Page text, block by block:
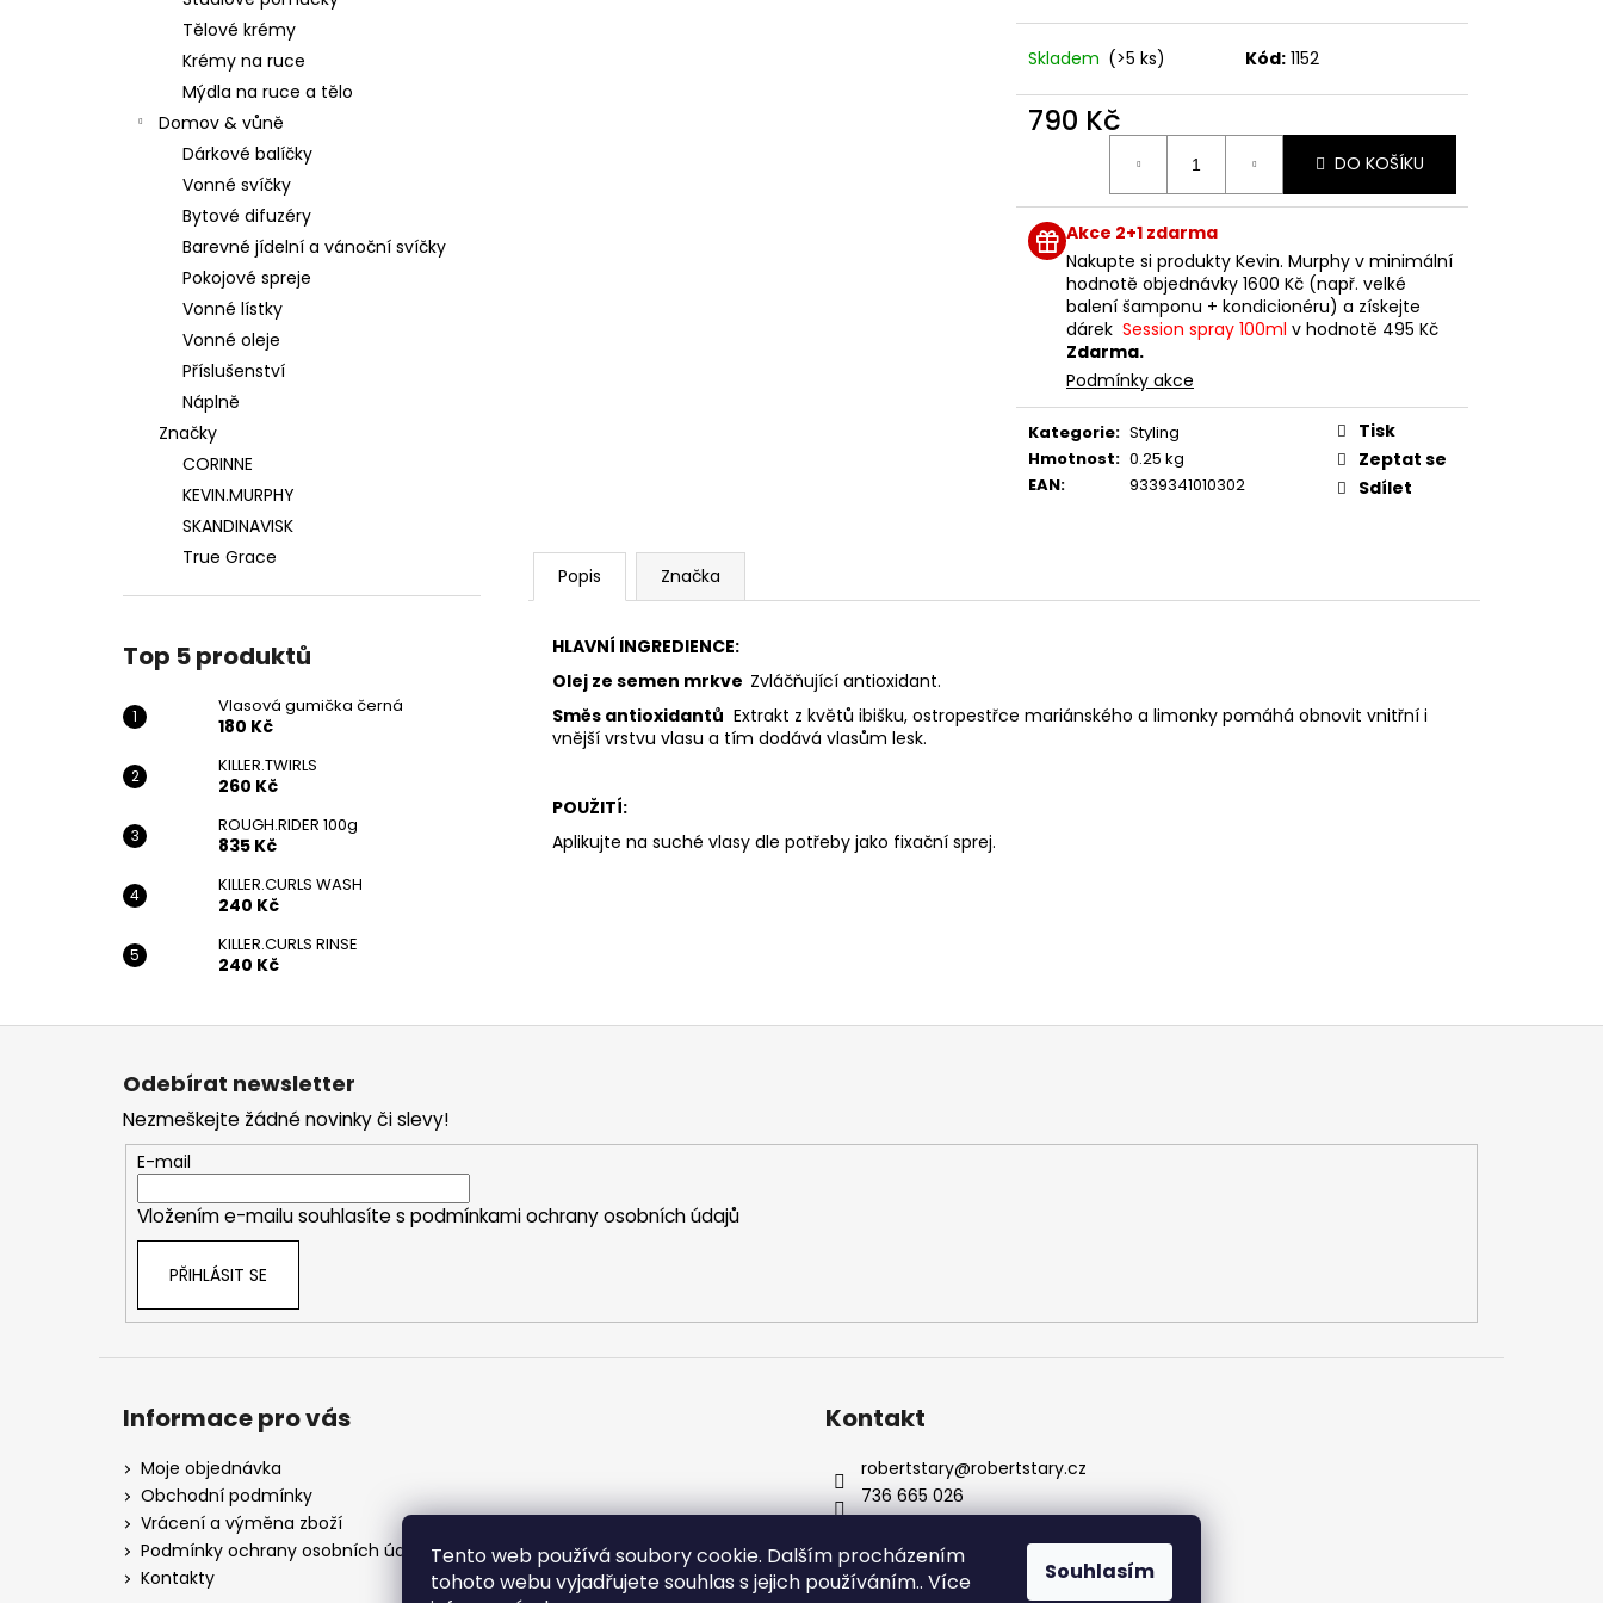
Tento web používá soubory cookie. Dalším procházením
tohoto webu vyjadřujete souhlas s jejich používáním.. Více
Souhlasím
Tělové krémy
Krémy na ruce
Mýdla na ruce a tělo
Domov & vůně
Dárkové balíčky
Vonné svíčky
Bytové difuzéry
Barevné jídelní a vánoční svíčky
Pokojové spreje
Vonné lístky
Vonné oleje
Příslušenství
Náplně
Značky
CORINNE
KEVIN.MURPHY
SKANDINAVISK
True Grace
Top 5 produktů
Vlasová gumička černá
180 Kč
KILLER.TWIRLS
260 Kč
ROUGH.RIDER 100g
835 Kč
KILLER.CURLS WASH
240 Kč
KILLER.CURLS RINSE
240 Kč
Skladem (>5 ks) Kód: 1152
790 Kč
DO KOŠÍKU
Akce 2+1 zdarma
Nakupte si produkty Kevin. Murphy v minimální
hodnotě objednávky 1600 Kč (např. velké
balení šamponu + kondicionéru) a získejte
dárek Session spray 100ml v hodnotě 495 Kč
Zdarma.
Podmínky akce
Kategorie: Styling
Hmotnost: 0.25 kg
EAN: 9339341010302
Tisk
Zeptat se
Sdílet
Popis Značka
HLAVNÍ INGREDIENCE:
Olej ze semen mrkve Zvláčňující antioxidant.
Směs antioxidantů Extrakt z květů ibišku, ostropestřce mariánského a limonky pomáhá obnovit vnitřní i
vnější vrstvu vlasu a tím dodává vlasům lesk.
POUŽITÍ:
Aplikujte na suché vlasy dle potřeby jako fixační sprej.
180 Kč
Z
Odebírat newsletter
Nezmeškejte žádné novinky či slevy!
E-mail
Vložením e-mailu souhlasíte s podmínkami ochrany osobních údajů
PŘIHLÁSIT SE
Informace pro vás
Moje objednávka
Obchodní podmínky
Vrácení a výměna zboží
Podmínky ochrany osobních údajů
Kontakty
Kontakt
robertstary@robertstary.cz
736 665 026